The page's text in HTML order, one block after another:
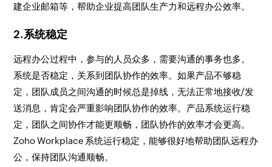
建企业邮箱等，帮助企业提高团队生产力和远程办公效率。
2.系统稳定
远程办公过程中，参与的人员众多，需要沟通的事务也多。
系统是否稳定，关系到团队协作的效率。如果产品不够稳
定，团队成员之间沟通的时候总是掉线，无法正常地接收/发
送消息，肯定会严重影响团队协作的效率。产品系统运行稳
定，团队之间协作才能更顺畅，团队协作的效率才会更高。
Zoho Workplace 系统运行稳定，能够很好地帮助团队远程办
公，保持团队沟通顺畅。